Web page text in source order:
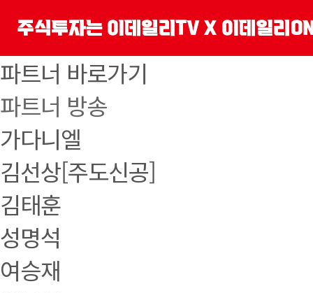
파트너 바로가기
파트너 방송
가다니엘
김선상[주도신공]
김태훈
성명석
여승재